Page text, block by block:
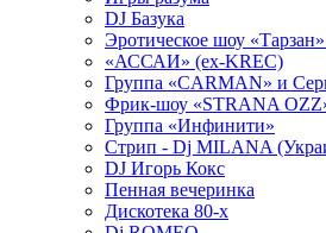
DJ Базука
Эротическое шоу
«АССАИ» (ex-KREC)
Группа «CARMAN» и
Фрик-шоу «STRANA
Группа «Инфинити»
Стрип - Dj MILANA
DJ Игорь Кокс
Пенная вечеринка
Дискотека 80-х